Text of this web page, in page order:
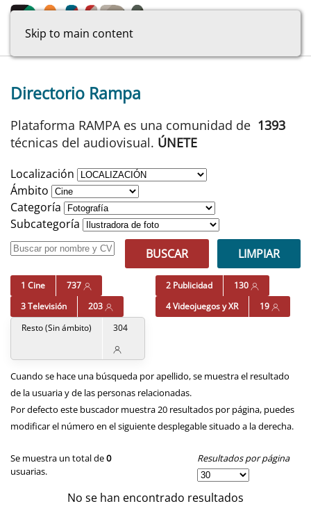
Skip to main content
Directorio Rampa
Plataforma RAMPA es una comunidad de 1393
técnicas del audiovisual. ÚNETE
Localización
Ámbito
Categoría
Subcategoría
BUSCAR
LIMPIAR
1 Cine 737 2 Publicidad
130
3 Televisión
203 4 Videojuegos y XR
19
Resto (Sin ámbito)
304
Cuando se hace una búsqueda por apellido, se muestra el resultado
de la usuaria y de las personas relacionadas.
Por defecto este buscador muestra 20 resultados por página, puedes
modificar el número en el siguiente desplegable situado a la derecha.
Se muestra un total de0
usuarias.
Resultados por página
No se han encontrado resultados